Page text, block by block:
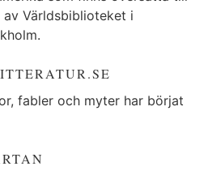
Världsbiblioteket i
fabler och myter har börjat